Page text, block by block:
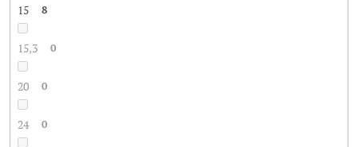
15 8
15,3 0
20 0
24 0